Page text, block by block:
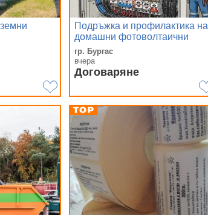
Подръжка и профилактика на
домашни фотоволтаични
системи
гр. Бургас
вчера
Договаряне